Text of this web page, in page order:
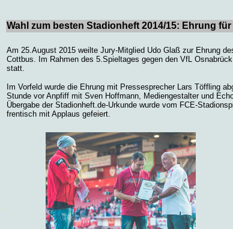
Wahl zum besten Stadionheft 2014/15: Ehrung
Am 25.August 2015 weilte Jury-Mitglied Udo Glaß zur Ehrung
Cottbus. Im Rahmen des 5.Spieltages gegen den VfL
statt.
Im Vorfeld wurde die Ehrung mit Pressesprecher Lars Töffling
Stunde vor Anpfiff mit Sven Hoffmann, Mediengestalter und
Übergabe der Stadionheft.de-Urkunde wurde vom FCE-
frentisch mit Applaus gefeiert.